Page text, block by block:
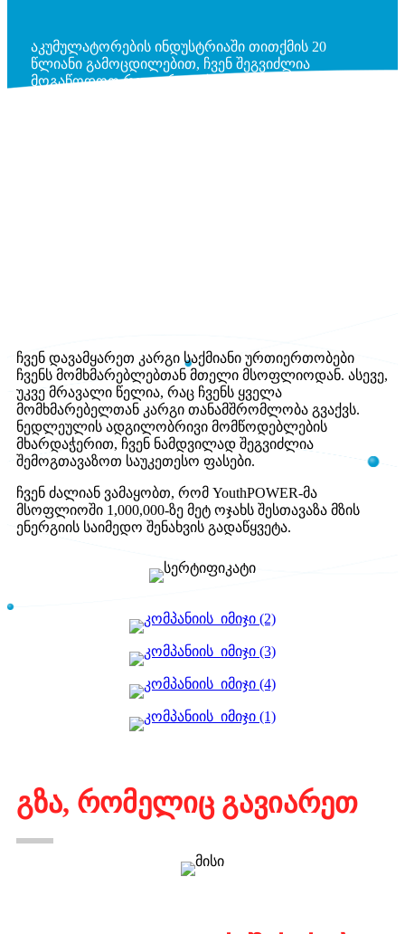
აკუმულატორების ინდუსტრიაში თითქმის 20
წლიანი გამოცდილებით, ჩვენ შეგვიძლია
მოგაწოდოთ როგორც თქვენთვის საჭირო, ასევე
ჩვენ დავამყარეთ კარგი საქმიანი ურთიერთობები
ჩვენს მომხმარებლებთან მთელი მსოფლიოდან. ასევე,
უკვე მრავალი წელია, რაც ჩვენს ყველა
მომხმარებელთან კარგი თანამშრომლობა გვაქვს.
ნედლეულის ადგილობრივი მომწოდებლების
მხარდაჭერით, ჩვენ ნამდვილად შეგვიძლია
შემოგთავაზოთ საუკეთესო ფასები.
ჩვენ ძალიან ვამაყობთ, რომ YouthPOWER-მა
მსოფლიოში 1,000,000-ზე მეტ ოჯახს შესთავაზა მზის
ენერგიის საიმედო შენახვის გადაწყვეტა.
გზა, რომელიც გავიარეთ